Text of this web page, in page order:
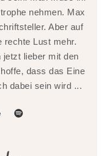
nehmen. Max
Aber auf
rechte Lust mehr.
lieber mit den
dass das Eine
dabei sein wird ...